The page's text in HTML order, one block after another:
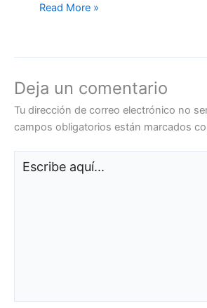
Read More »
Deja un comentario
Tu dirección de correo electrónico no
campos obligatorios están marcados
aquí...